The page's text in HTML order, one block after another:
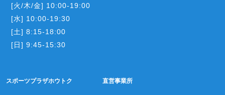
[火/木/金] 10:00-19:00
[水] 10:00-19:30
[土] 8:15-18:00
[日] 9:45-15:30
スポーツプラザホウトク 直営事業所